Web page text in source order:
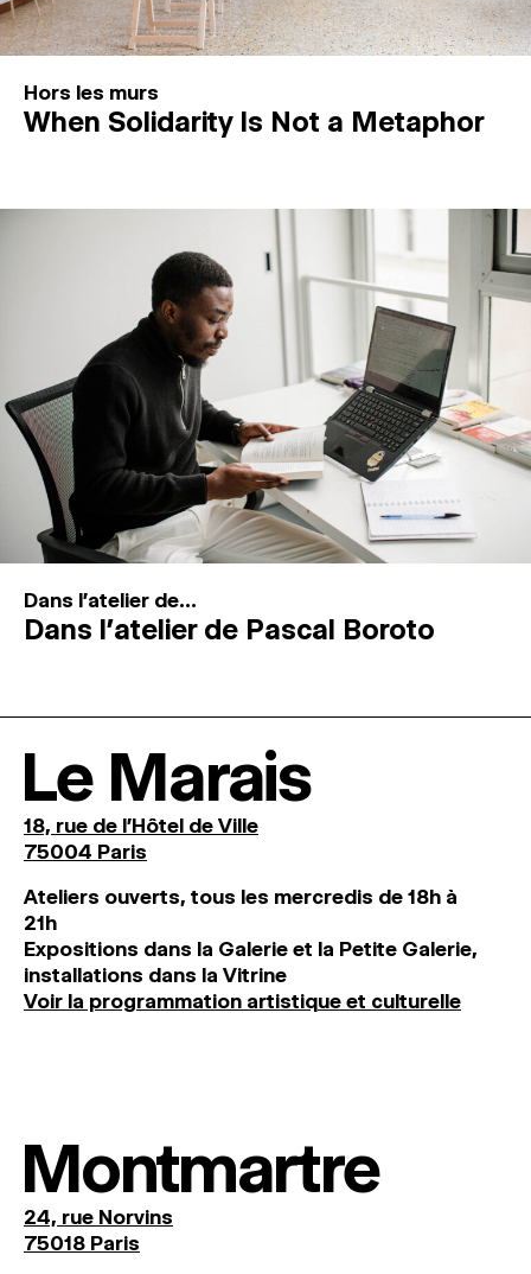
Hors les murs
When Solidarity Is Not a Metaphor
Dans l'atelier de...
Dans l’atelier de Pascal Boroto
Le Marais
18, rue de l'Hôtel de Ville
75004 Paris
Ateliers ouverts, tous les mercredis de 18h à
21h
Expositions dans la Galerie et la Petite Galerie,
installations dans la Vitrine
Voir la programmation artistique et culturelle
Montmartre
24, rue Norvins
75018 Paris